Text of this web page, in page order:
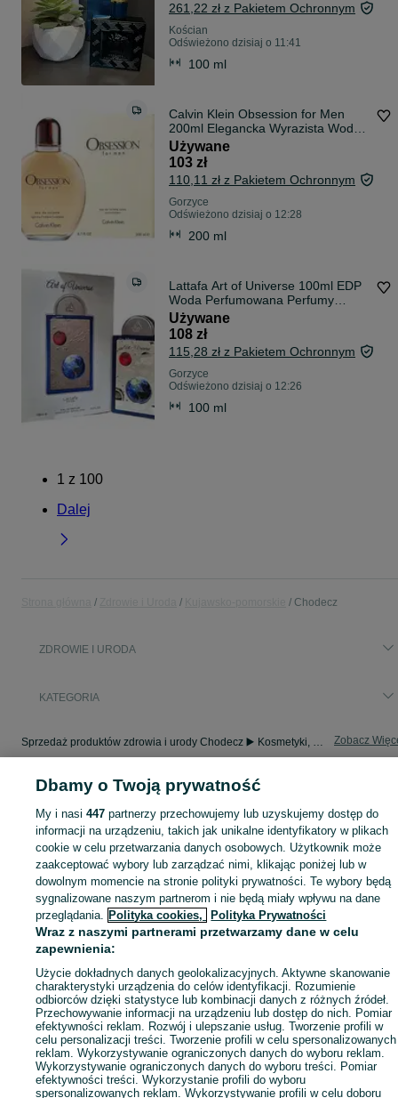
261,22 zł z Pakietem Ochronnym
Kościan
Odświeżono dzisiaj o 11:41
100 ml
Calvin Klein Obsession for Men
200ml Elegancka Wyrazista Woda
Toaletowa
Używane
103 zł
110,11 zł z Pakietem Ochronnym
Gorzyce
Odświeżono dzisiaj o 12:28
200 ml
Lattafa Art of Universe 100ml EDP
Woda Perfumowana Perfumy
Zapach Unisex
Używane
108 zł
115,28 zł z Pakietem Ochronnym
Gorzyce
Odświeżono dzisiaj o 12:26
100 ml
1 z 100
Dalej
Chodecz
ZDROWIE I URODA
KATEGORIA
Sprzedaż produktów zdrowia i urody Chodecz ▶️ Kosmetyki, perfumy, sprzęt medyczny ✅ Nowe i używane w najlepszych cenach ☝ Znajdź ogłoszenia na OLX.pl! Zobacz
Mapa kategorii
Mapa miejscowości
Mapa ministron
Popularne wyszukiwania
Dbamy o Twoją prywatność
My i nasi447 partnerzy przechowujemy lub uzyskujemy dostęp do
informacji na urządzeniu, takich jak unikalne identyfikatory w plikach
cookie w celu przetwarzania danych osobowych. Użytkownik może
zaakceptować wybory lub zarządzać nimi, klikając poniżej lub w
dowolnym momencie na stronie polityki prywatności. Te wybory będą
sygnalizowane naszym partnerom i nie będą miały wpływu na dane
przeglądania. Polityka cookies, Polityka Prywatności
Wraz z naszymi partnerami przetwarzamy dane w celu
zapewnienia:
Użycie dokładnych danych geolokalizacyjnych. Aktywne skanowanie
charakterystyki urządzenia do celów identyfikacji. Rozumienie
odbiorców dzięki statystyce lub kombinacji danych z różnych źródeł.
Przechowywanie informacji na urządzeniu lub dostęp do nich. Pomiar
efektywności reklam. Rozwój i ulepszanie usług. Tworzenie profili w
celu personalizacji treści. Tworzenie profili w celu spersonalizowanych
reklam. Wykorzystywanie ograniczonych danych do wyboru reklam.
Wykorzystywanie ograniczonych danych do wyboru treści. Pomiar
efektywności treści. Wykorzystanie profili do wyboru
spersonalizowanych reklam. Wykorzystywanie profili w celu doboru